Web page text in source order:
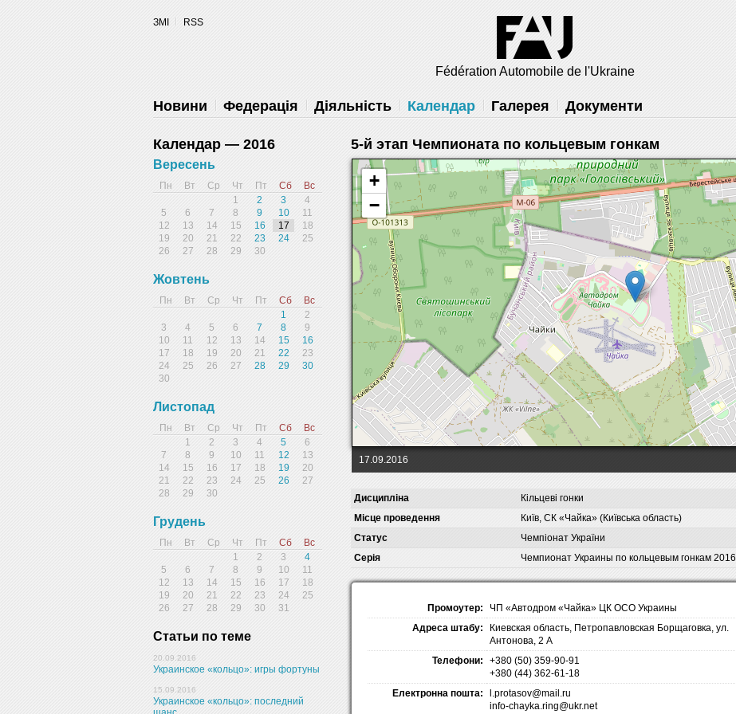
ЗМІ RSS
Fédération Automobile de l'Ukraine
Новини Федерація Діяльність Календар Галерея Документи
Календар — 2016
Вересень
Пн Вт Ср Чт Пт Сб
Вс
1
2 3
4
5
6 7 8 9 10
11
12
13 14 15 16 17
18
19
20 21 22 23 24
25
26
27 28 29 30
Жовтень
Пн Вт Ср Чт Пт Сб
Вс
1
2
3
4 5 6 7 8
9
10
11 12 13 14 15
16
17
18 19 20 21 22
23
24
25 26 27 28 29
30
30
Листопад
Пн Вт Ср Чт Пт Сб
Вс
1
2 3 4 5
6
7
8 9 10 11 12
13
14
15 16 17 18 19
20
21
22 23 24 25 26
27
28
29 30
Грудень
Пн Вт Ср Чт Пт Сб
Вс
1
2 3
4
5
6 7 8 9 10
11
12
13 14 15 16 17
18
19
20 21 22 23 24
25
26
27 28 29 30 31
Статьи по теме
20.09.2016
Украинское «кольцо»: игры фортуны
15.09.2016
Украинское «кольцо»: последний
5-й этап Чемпионата по кольцевым гонкам
+
−
17.09.2016
Дисципліна
Кільцеві гонки
Місце проведення
Київ, СК «Чайка» (Київська область)
Статус
Чемпіонат України
Серія
Чемпионат Украины по кольцевым гонкам 2016
Промоутер:
ЧП «Автодром «Чайка» ЦК ОСО Украины
Адреса штабу:
Киевская область, Петропавловская Борщаговка, ул.
Антонова, 2 А
Телефони:
+380 (50) 359-90-91
+380 (44) 362-61-18
Електронна пошта:
l.protasov@mail.ru
info-chayka.ring@ukr.net